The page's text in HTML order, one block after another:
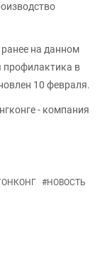
на данном
профилактика в
10 февраля.
- компания
#НОВОСТЬ